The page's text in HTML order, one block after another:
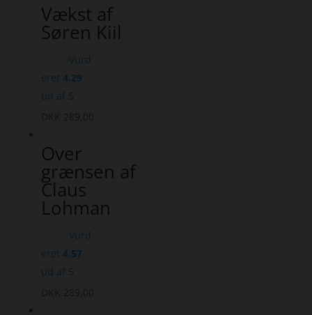
Vækst af
Søren Kiil
Vurd
eret 4.29
ud af 5
Over
grænsen af
Claus
Lohman
Vurd
eret 4.57
ud af 5